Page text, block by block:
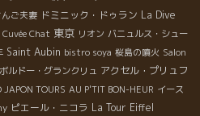
ご夫妻 ドミニック・ドゥラン La Dive
Cuvée Chat 東京 リオン バニュルス・シュー
Saint Aubin bistro soya 桜島の噴火 Salon
ボルドー・グランクリュ アクセル・プリュフ
JAPON TOURS AU P'TIT BON-HEUR イース
ピエール・ニコラ La Tour Eiffel